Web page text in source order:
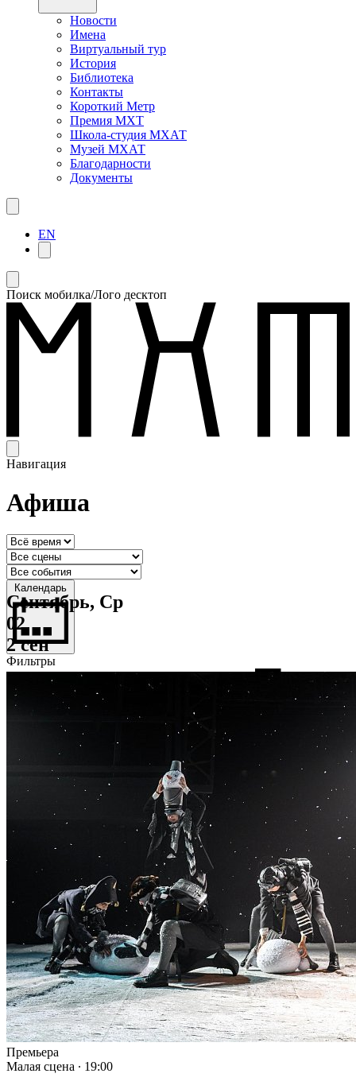
Новости
Имена
Виртуальный тур
История
Библиотека
Контакты
Короткий Метр
Премия МХТ
Школа-студия МХАТ
Музей МХАТ
Благодарности
Документы
EN
Поиск мобилка/Лого десктоп
Навигация
Афиша
Календарь
Фильтры
Сентябрь, Ср
02
2 сен
Премьера
Малая сцена ∙ 19:00